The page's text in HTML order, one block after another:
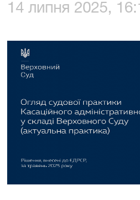
14 липня 2025,